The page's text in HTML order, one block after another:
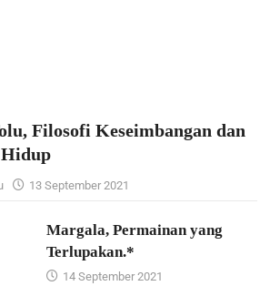
Filosofi Keseimbangan dan
13 September 2021
Margala, Permainan yang
Terlupakan.*
14 September 2021